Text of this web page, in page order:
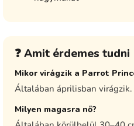
❓ Amit érdemes tudni
Mikor virágzik a Parrot
Általában áprilisban virágzik.
Milyen magasra nő?